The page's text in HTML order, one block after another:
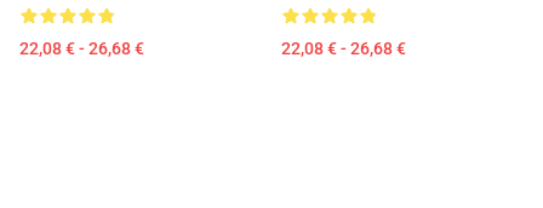
22,08 € - 26,68 € 22,08 € - 26,68 €